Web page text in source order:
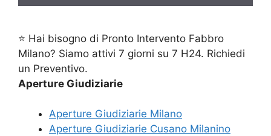
⭐ Hai bisogno di Pronto Intervento Fabbro
Milano? Siamo attivi 7 giorni su 7 H24. Richiedi
un Preventivo.
Aperture Giudiziarie
Aperture Giudiziarie Milano
Aperture Giudiziarie Cusano Milanino